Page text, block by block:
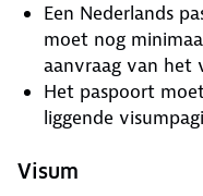
Een Nederlands
moet nog
aanvraag van het
Het paspoort
liggende
Visum